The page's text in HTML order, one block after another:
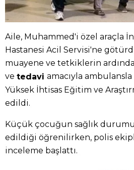
Aile, Muhammed'i özel araçla
Hastanesi Acil Servisi'ne
muayene ve tetkiklerin
ve tedavi amacıyla
Yüksek İhtisas Eğitim ve
edildi.
Küçük çocuğun sağlık
edildiği öğrenilirken, polis
inceleme başlattı.